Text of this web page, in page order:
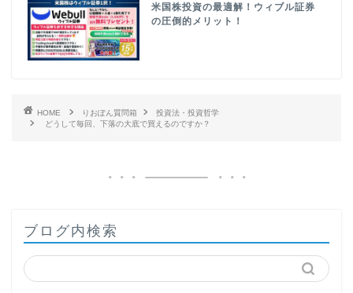
米国株投資の最適解！ウィブル証券
の圧倒的メリット！
HOME りおぽん質問箱
投資法・投資哲学
どうして毎回、下落の大底で買えるのですか？
ブログ内検索